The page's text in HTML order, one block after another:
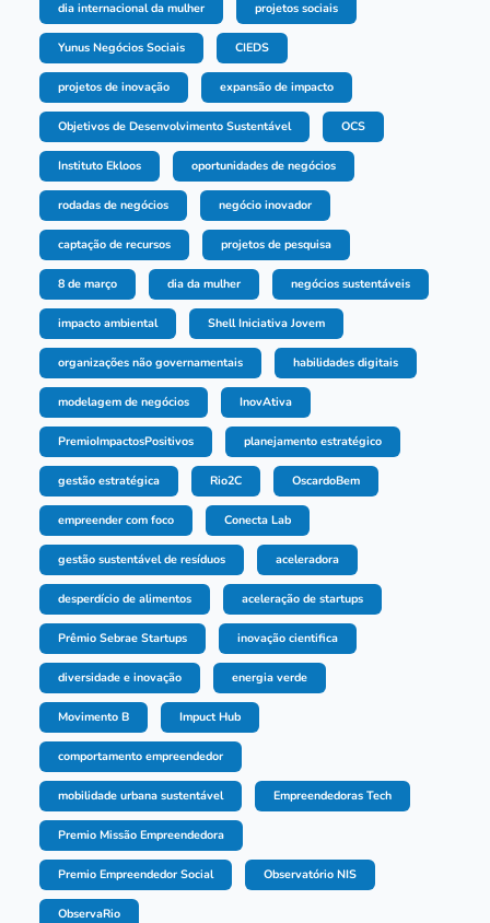
dia internacional da mulher projetos sociais
Yunus Negócios Sociais CIEDS
projetos de inovação expansão de impacto
Objetivos de Desenvolvimento Sustentável OCS
Instituto Ekloos oportunidades de negócios
rodadas de negócios negócio inovador
captação de recursos projetos de pesquisa
8 de março dia da mulher negócios sustentáveis
impacto ambiental Shell Iniciativa Jovem
organizações não governamentais habilidades digitais
modelagem de negócios InovAtiva
PremioImpactosPositivos planejamento estratégico
gestão estratégica Rio2C OscardoBem
empreender com foco Conecta Lab
gestão sustentável de resíduos aceleradora
desperdício de alimentos aceleração de startups
Prêmio Sebrae Startups inovação cientifica
diversidade e inovação energia verde
Movimento B Impuct Hub
comportamento empreendedor
mobilidade urbana sustentável Empreendedoras Tech
Premio Missão Empreendedora
Premio Empreendedor Social Observatório NIS
ObservaRio